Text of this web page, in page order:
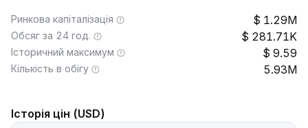
Ринкова капіталізація 1.29M
Обсяг за 24 год. 281.71K
Історичний максимум 9.59
Кількість в обігу 5.93M
Історія цін (USD)